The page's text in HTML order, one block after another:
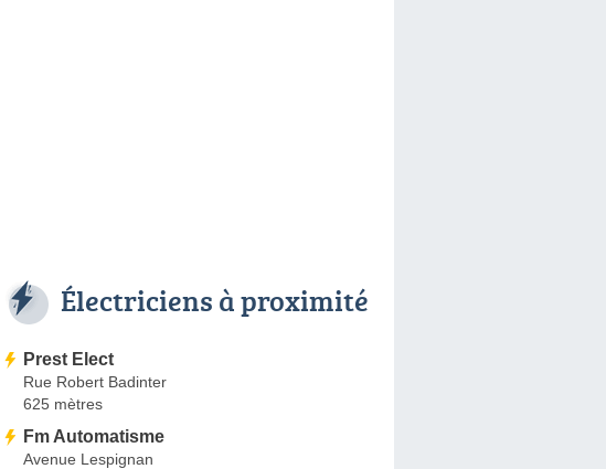
Électriciens à proximité
Prest Elect
Rue Robert Badinter
625 mètres
Fm Automatisme
Avenue Lespignan